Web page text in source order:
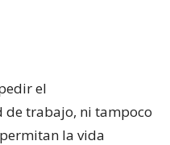
el
trabajo, ni tampoco
la vida